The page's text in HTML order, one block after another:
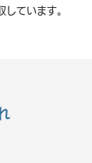
ています。